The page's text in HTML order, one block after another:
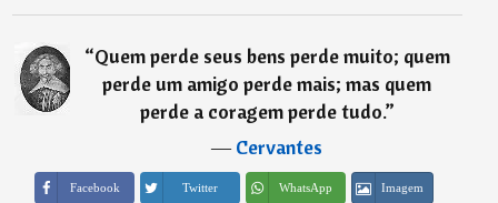
“Quem perde seus bens perde muito; quem
perde um amigo perde mais; mas quem
perde a coragem perde tudo.”
―Cervantes
Facebook Twitter WhatsApp Imagem